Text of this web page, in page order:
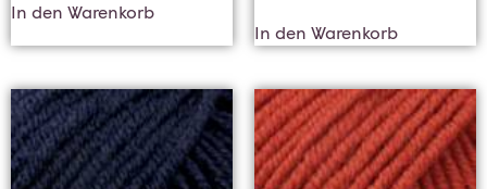
In den Warenkorb
In den Warenkorb